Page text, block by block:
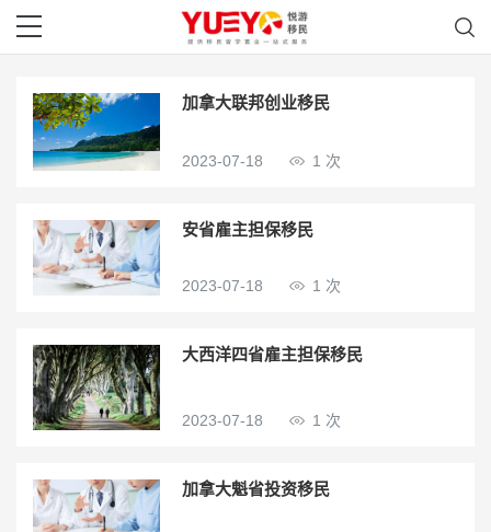
加拿大联邦创业移民
2023-07-18 1 次
安省雇主担保移民
2023-07-18 1 次
大西洋四省雇主担保移民
2023-07-18 1 次
加拿大魁省投资移民